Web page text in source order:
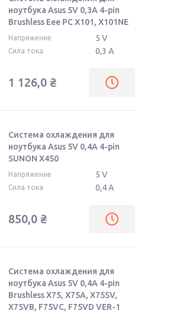
ноутбука Asus 5V 0,3А 4-pin
Brushless Eee PC X101, X101NE
Напряжение 5 V
Сила тока 0,3 А
1 126,0 ₴
Система охлаждения для
ноутбука Asus 5V 0,4А 4-pin
SUNON X450
Напряжение 5 V
Сила тока 0,4 А
850,0 ₴
Система охлаждения для
ноутбука Asus 5V 0,4А 4-pin
Brushless X75, X75A, X75SV,
X75VB, F75VC, F75VD VER-1